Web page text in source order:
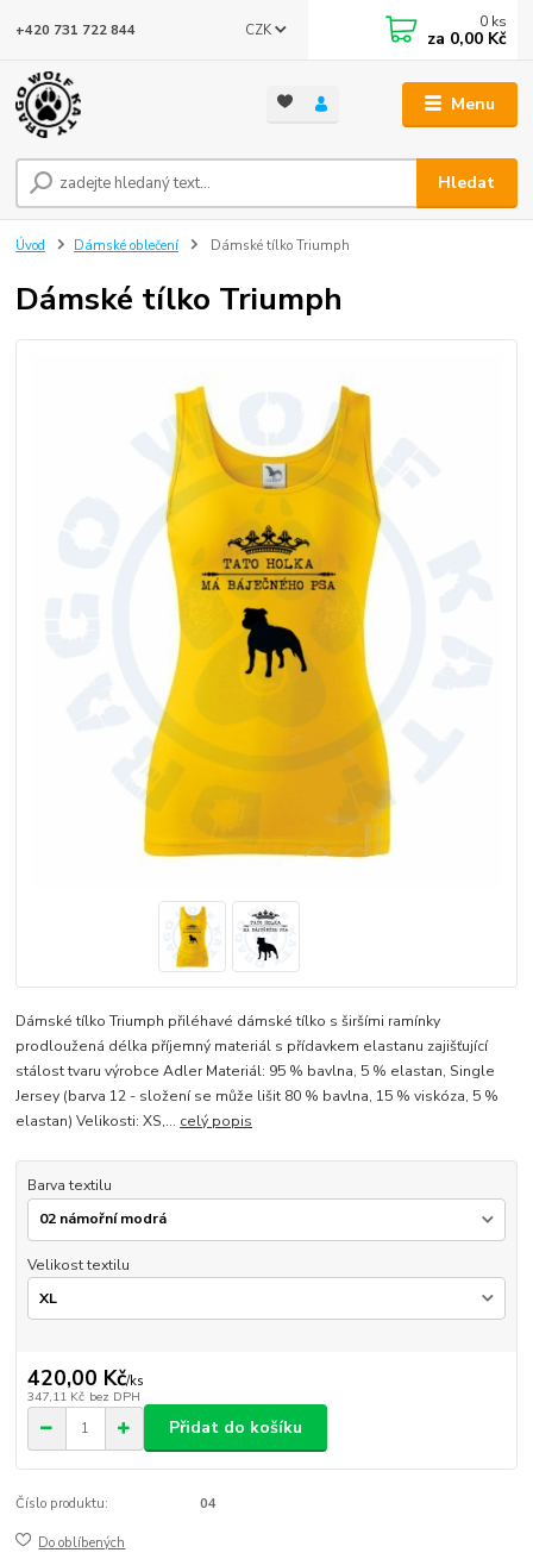
Menu
CZK
Hledat
+420 731 722 844 0 ks
za 0,00 Kč
Úvod Dámské oblečení Dámské tílko Triumph
Dámské tílko Triumph
Dámské tílko Triumph přiléhavé dámské tílko s širšími ramínky
prodloužená délka příjemný materiál s přídavkem elastanu zajišťující
stálost tvaru výrobce Adler Materiál: 95 % bavlna, 5 % elastan, Single
Jersey (barva 12 - složení se může lišit 80 % bavlna, 15 % viskóza, 5 %
elastan) Velikosti: XS,... celý popis
Barva textilu
Velikost textilu
420,00 Kč/ks
347,11 Kč bez DPH
Přidat do košíku
Číslo produktu: 04
Do oblíbených